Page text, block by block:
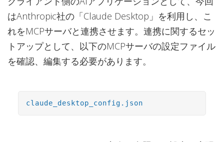
はAnthropic社の「Claude Desktop」を利用し、こ
れをMCPサーバと連携させます。連携に関するセッ
トアップとして、以下のMCPサーバの設定ファイル
を確認、編集する必要があります。
claude_desktop_config.json